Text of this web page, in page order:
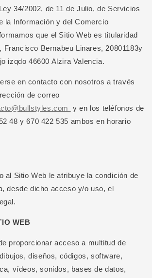
34/2002, de 11 de Julio, de Servicios
la Información y del Comercio
que el Sitio Web es titularidad
Francisco Bernabeu Linares, 20801183y
izqdo 46600 Alzira Valencia.
en contacto con nosotros a través
de correo
y en los teléfonos de
48 y 670 422 535 ambos en horario
al Sitio Web le atribuye la condición de
desde dicho acceso y/o uso, el
WEB
proporcionar acceso a multitud de
diseños, códigos, software,
vídeos, sonidos, bases de datos,